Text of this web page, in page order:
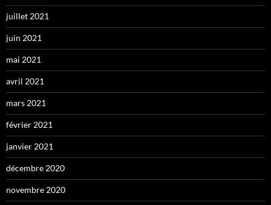
juillet 2021
juin 2021
mai 2021
avril 2021
mars 2021
février 2021
janvier 2021
décembre 2020
novembre 2020